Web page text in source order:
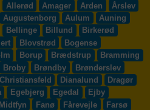
Allerød Amager Arden
Årslev
Augustenborg Aulum
Auning
Bellinge Billund
Birkerød
Blovstrød
Bogense
Borup Brædstrup
Bramming
Broby Brøndby
Brønderslev
Christiansfeld Dianalund
Dragør
Egebjerg Egedal
Ejby
Fanø Fårevejle
Farsø